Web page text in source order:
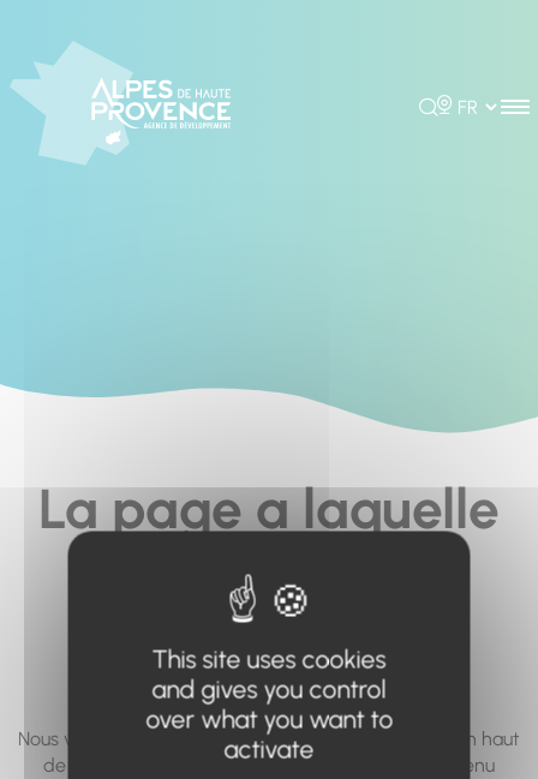
Rechercher
Choisir la
La page a laquelle
vous cherchez à
accéder n'existe
pas... ou plus.
Nous vous invitons à utiliser le moteur de recherche en haut
de page, ou à utiliser le menu pour trouver le contenu
This site uses cookies
and gives you control
over what you want to
activate